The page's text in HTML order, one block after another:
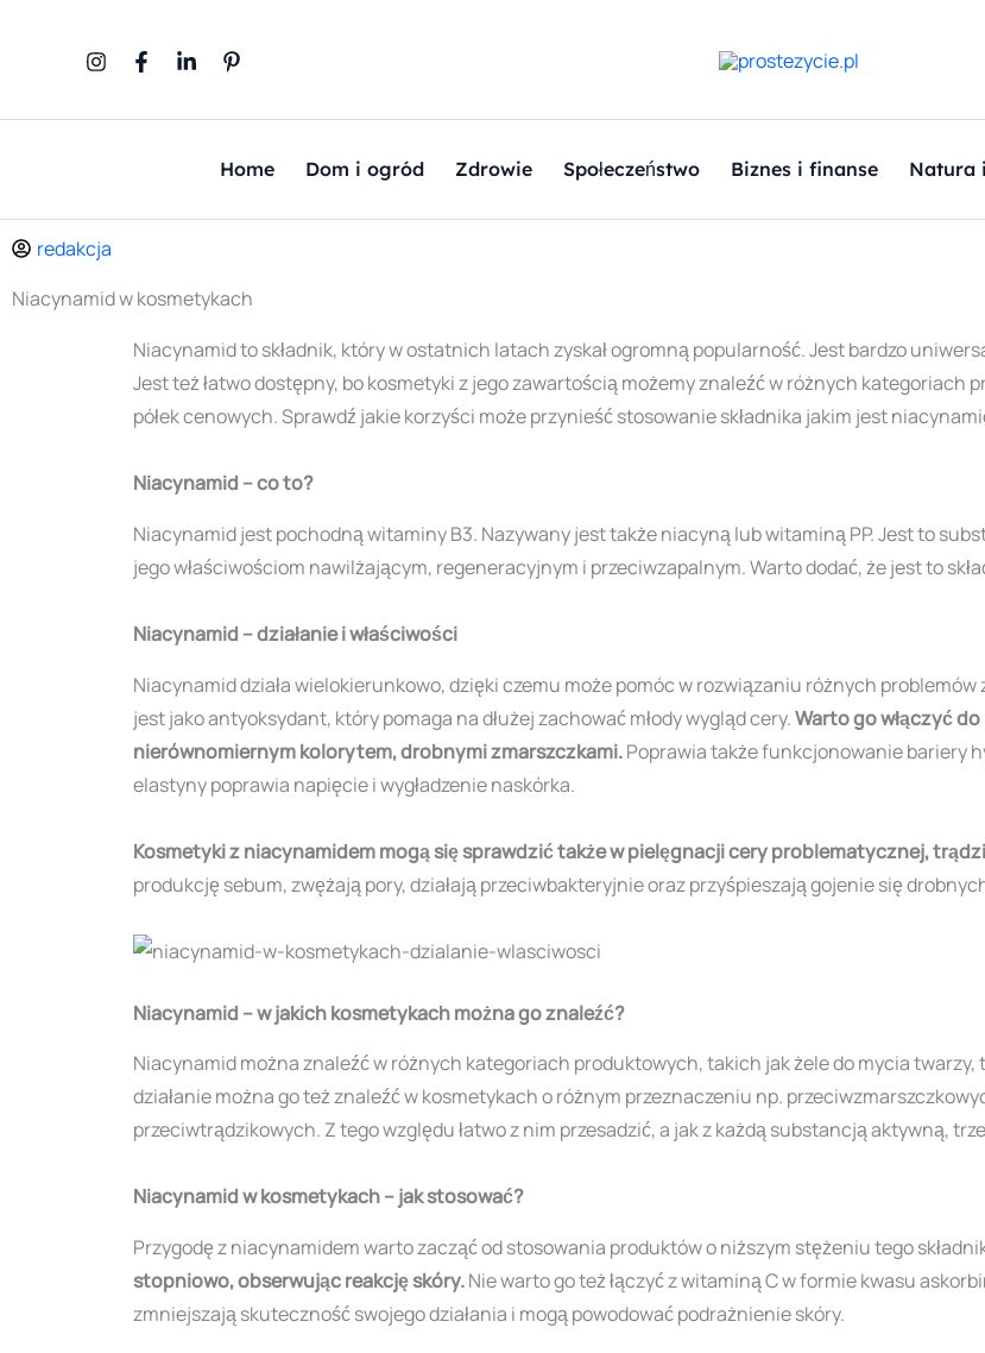
Home Dom i ogród Zdrowie Społeczeństwo Biznes i finanse Natura
redakcja
Niacynamid w kosmetykach
Niacynamid to składnik, który w ostatnich latach zyskał ogromną popularność. Jest bardzo
Jest też łatwo dostępny, bo kosmetyki z jego zawartością możemy znaleźć w różnych
półek cenowych. Sprawdź jakie korzyści może przynieść stosowanie składnika jakim jest
Niacynamid – co to?
Niacynamid jest pochodną witaminy B3. Nazywany jest także niacyną lub witaminą PP. Jest to
jego właściwościom nawilżającym, regeneracyjnym i przeciwzapalnym. Warto dodać, że jest to
Niacynamid – działanie i właściwości
Niacynamid działa wielokierunkowo, dzięki czemu może pomóc w rozwiązaniu różnych problemów
jest jako antyoksydant, który pomaga na dłużej zachować młody wygląd cery.Warto go włączyć
nierównomiernym kolorytem, drobnymi zmarszczkami.Poprawia także funkcjonowanie bariery
elastyny poprawia napięcie i wygładzenie naskórka.
Kosmetyki z niacynamidem mogą się sprawdzić także w pielęgnacji cery problematycznej,
produkcję sebum, zwężają pory, działają przeciwbakteryjnie oraz przyśpieszają gojenie się
Niacynamid – w jakich kosmetykach można go znaleźć?
Niacynamid można znaleźć w różnych kategoriach produktowych, takich jak żele do mycia
działanie można go też znaleźć w kosmetykach o różnym przeznaczeniu np.
przeciwtrądzikowych. Z tego względu łatwo z nim przesadzić, a jak z każdą substancją aktywną,
Niacynamid w kosmetykach – jak stosować?
Przygodę z niacynamidem warto zacząć od stosowania produktów o niższym stężeniu tego
stopniowo, obserwując reakcję skóry.Nie warto go też łączyć z witaminą C w formie kwasu
zmniejszają skuteczność swojego działania i mogą powodować podrażnienie skóry.